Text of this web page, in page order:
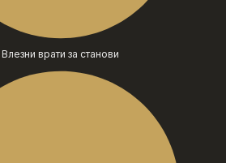
Влезни врати за станови